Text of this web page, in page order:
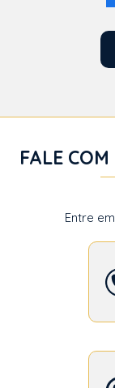
FALE
Entre